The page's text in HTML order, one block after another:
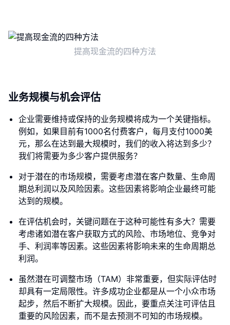
提高现金流的四种方法
业务规模与机会评估
企业需要维持或保持的业务规模将成为一个关键指标。
例如，如果目前有1000名付费客户，每月支付1000美
元，那么在达到最大规模时，我们的收入将达到多少？
我们将需要为多少客户提供服务？
对于潜在的市场规模，需要考虑潜在客户数量、生命周
期总利润以及风险因素。这些因素将影响企业最终可能
达到的规模。
在评估机会时，关键问题在于这种可能性有多大？需要
考虑诸如潜在客户获取方式的风险、市场地位、竞争对
手、利润率等因素。这些因素将影响未来的生命周期总
利润。
虽然潜在可调整市场（TAM）非常重要，但实际评估时
却具有一定局限性。许多成功企业都是从一个小众市场
起步，然后不断扩大规模。因此，要重点关注可评估且
重要的风险因素，而不是去预测不可知的市场规模。